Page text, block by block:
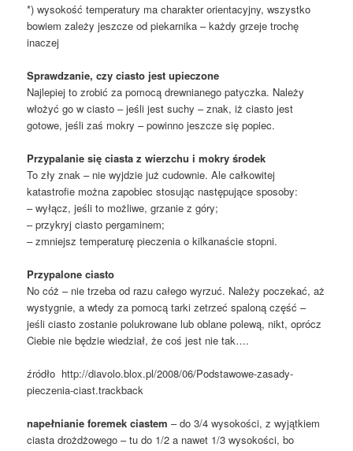
*) wysokość temperatury ma charakter orientacyjny, wszystko
bowiem zależy jeszcze od piekarnika – każdy grzeje trochę
inaczej
Sprawdzanie, czy ciasto jest upieczone
Najlepiej to zrobić za pomocą drewnianego patyczka. Należy
włożyć go w ciasto – jeśli jest suchy – znak, iż ciasto jest
gotowe, jeśli zaś mokry – powinno jeszcze się popiec.
Przypalanie się ciasta z wierzchu i mokry środek
To zły znak – nie wyjdzie już cudownie. Ale całkowitej
katastrofie można zapobiec stosując następujące sposoby:
– wyłącz, jeśli to możliwe, grzanie z góry;
– przykryj ciasto pergaminem;
– zmniejsz temperaturę pieczenia o kilkanaście stopni.
Przypalone ciasto
No cóż – nie trzeba od razu całego wyrzuć. Należy poczekać, aż
wystygnie, a wtedy za pomocą tarki zetrzeć spaloną część –
jeśli ciasto zostanie polukrowane lub oblane polewą, nikt, oprócz
Ciebie nie będzie wiedział, że coś jest nie tak….
źródło http://diavolo.blox.pl/2008/06/Podstawowe-zasady-
pieczenia-ciast.trackback
napełnianie foremek ciastem – do 3/4 wysokości, z wyjątkiem
ciasta drożdżowego – tu do 1/2 a nawet 1/3 wysokości, bo